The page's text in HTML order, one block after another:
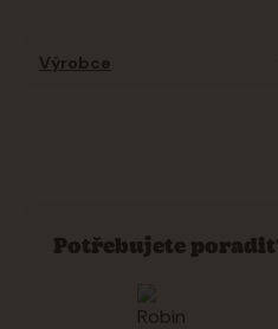
Výrobce
Potřebujete